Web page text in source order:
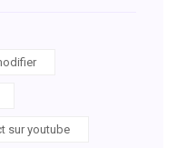
sur youtube